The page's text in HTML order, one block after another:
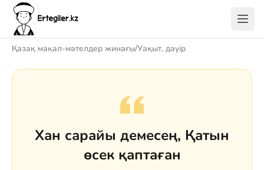
Қазақ мақал-мәтелдер жинағы/Уақыт, дәуір
Хан сарайы демесең, Қатын
өсек қаптаған